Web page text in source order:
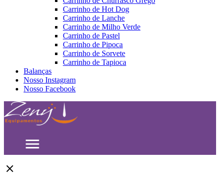
Carrinho de Hot Dog
Carrinho de Lanche
Carrinho de Milho Verde
Carrinho de Pastel
Carrinho de Pipoca
Carrinho de Sorvete
Carrinho de Tapioca
Balanças
Nosso Instagram
Nosso Facebook
menu
close